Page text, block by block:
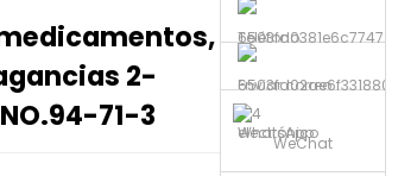
Teléfono
Enviar correo
electrónico
WhatsApp
WeChat
2-
71-3